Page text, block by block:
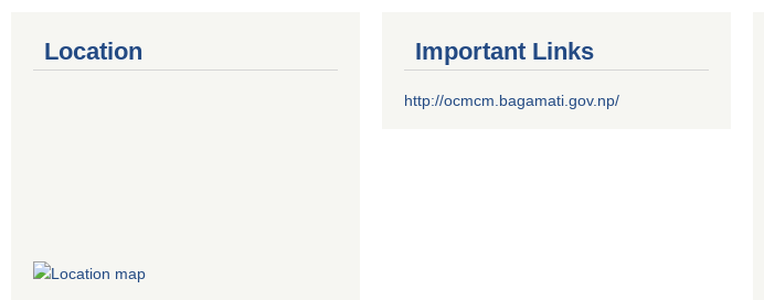
Location Important Links
http://ocmcm.bagamati.gov.np/